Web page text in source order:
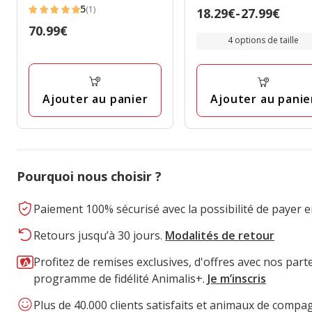
5
étoiles
1
5(1)
Prix
70.99€
Ajouter au panier
étoiles
avis
Prix
18.29€
à
18.29€-27.99€
4 options de taille
Ajouter au
Pourquoi nous choisir ?
Paiement 100% sécurisé avec la possibilité de payer
Retours jusqu’à 30 jours. Modalités de retour
Profitez de remises exclusives, d'offres avec nos
programme de fidélité Animalis+. Je m’inscris
Plus de 40.000 clients satisfaits et animaux de